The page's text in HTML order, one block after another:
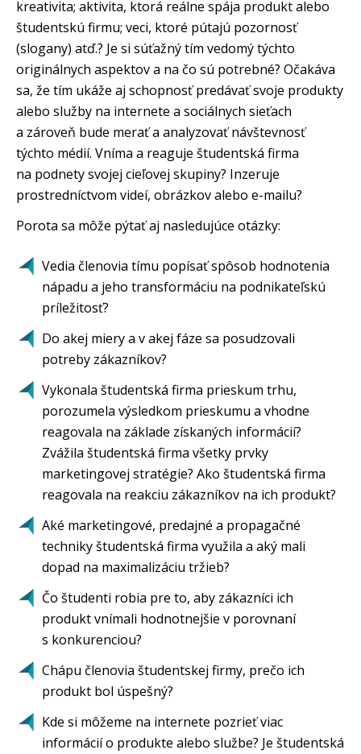
kreativita; aktivita, ktorá reálne spája produkt alebo
študentskú firmu; veci, ktoré pútajú pozornosť
(slogany) atď.? Je si súťažný tím vedomý týchto
originálnych aspektov a na čo sú potrebné? Očakáva
sa, že tím ukáže aj schopnosť predávať svoje produkty
alebo služby na internete a sociálnych sieťach
a zároveň bude merať a analyzovať návštevnosť
týchto médií. Vníma a reaguje študentská firma
na podnety svojej cieľovej skupiny? Inzeruje
prostredníctvom videí, obrázkov alebo e-mailu?
Porota sa môže pýtať aj nasledujúce otázky:
Vedia členovia tímu popísať spôsob hodnotenia
nápadu a jeho transformáciu na podnikateľskú
príležitosť?
Do akej miery a v akej fáze sa posudzovali
potreby zákazníkov?
Vykonala študentská firma prieskum trhu,
porozumela výsledkom prieskumu a vhodne
reagovala na základe získaných informácií?
Zvážila študentská firma všetky prvky
marketingovej stratégie? Ako študentská firma
reagovala na reakciu zákazníkov na ich produkt?
Aké marketingové, predajné a propagačné
techniky študentská firma využila a aký mali
dopad na maximalizáciu tržieb?
Čo študenti robia pre to, aby zákazníci ich
produkt vnímali hodnotnejšie v porovnaní
s konkurenciou?
Chápu členovia študentskej firmy, prečo ich
produkt bol úspešný?
Kde si môžeme na internete pozrieť viac
informácií o produkte alebo službe? Je študentská